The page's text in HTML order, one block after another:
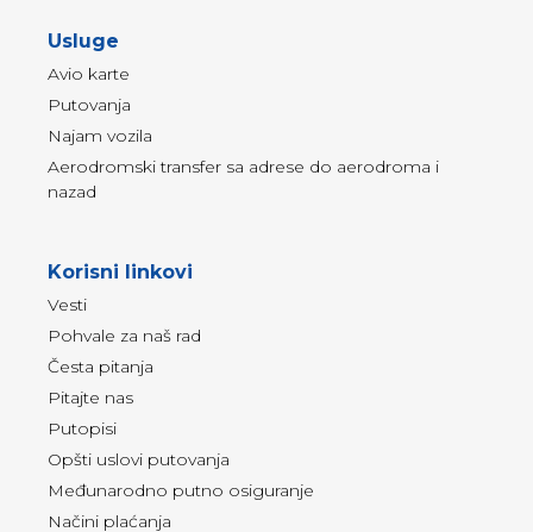
Usluge
Avio karte
Putovanja
Najam vozila
Aerodromski transfer sa adrese do aerodroma i
nazad
Korisni linkovi
Vesti
Pohvale za naš rad
Česta pitanja
Pitajte nas
Putopisi
Opšti uslovi putovanja
Međunarodno putno osiguranje
Načini plaćanja